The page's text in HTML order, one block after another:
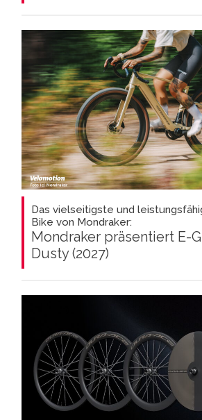
Das vielseitigste und
Bike von Mondraker:
Mondraker präsentiert E-
Dusty (2027)